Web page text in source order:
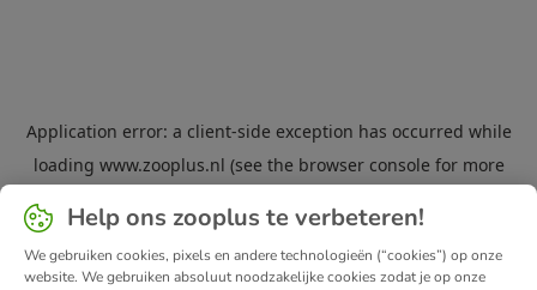
Application error: a client-side exception has occurred while
loading www.zooplus.nl (see the browser console for more
Help ons zooplus te verbeteren!
We gebruiken cookies, pixels en andere technologieën (“cookies”) op onze
website. We gebruiken absoluut noodzakelijke cookies zodat je op onze